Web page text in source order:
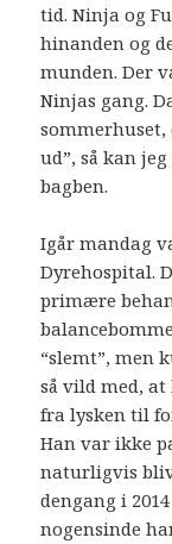
tid. Ninja og
hinanden og
munden. Der
Ninjas gang.
sommerhuset,
ud”, så kan
bagben.
Igår mandag
Dyrehospital.
primære
“slemt”, men
så vild med,
fra lysken til
Han var ikke
naturligvis
dengang i
nogensinde